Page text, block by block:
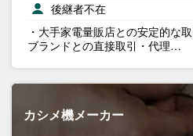
後継者不在
・大手家電量販店との安定的な
ブランドとの直接取引・代理…
カシメ機メーカー